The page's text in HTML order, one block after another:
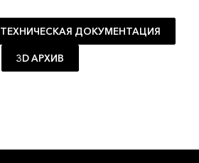
ТЕХНИЧЕСКАЯ ДОКУМЕНТАЦИЯ
3D АРХИВ